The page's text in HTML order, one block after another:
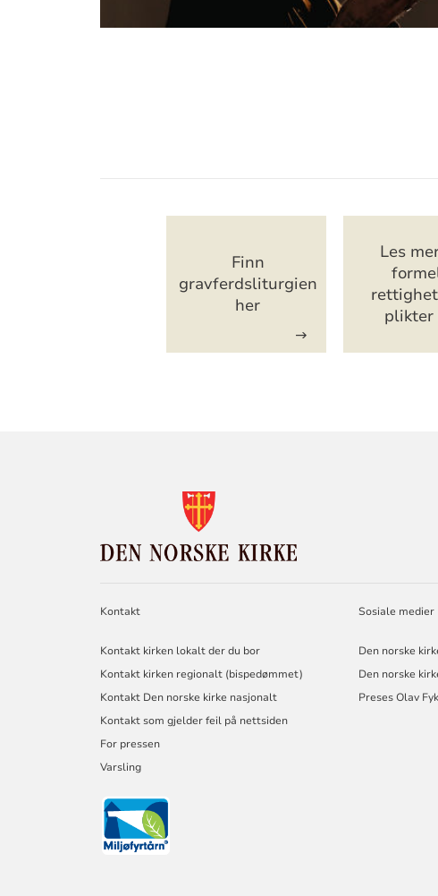
Artikkelsnarveger
Finn
gravferdsliturgien
her
Les
plikter
NORSKE
KIRKE
Kontakt
Kontakt kirken lokalt der du bor
Kontakt kirken regionalt (bispedømmet)
Kontakt Den norske kirke nasjonalt
Kontakt som gjelder feil på nettsiden
For pressen
Varsling
Sosiale medier
Den norske
Den norske
Preses Olav